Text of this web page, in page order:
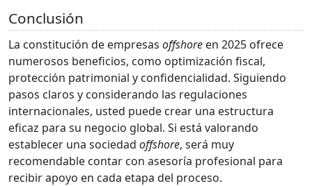
Conclusión
La constitución de empresas offshore en 2025 ofrece
numerosos beneficios, como optimización fiscal,
protección patrimonial y confidencialidad. Siguiendo
pasos claros y considerando las regulaciones
internacionales, usted puede crear una estructura
eficaz para su negocio global. Si está valorando
establecer una sociedad offshore, será muy
recomendable contar con asesoría profesional para
recibir apoyo en cada etapa del proceso.